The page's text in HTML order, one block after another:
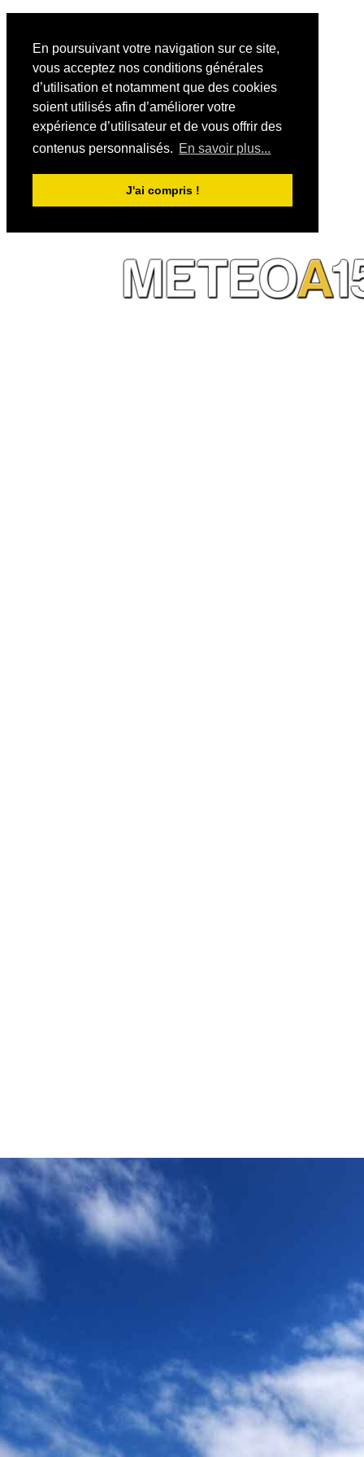
En poursuivant votre navigation sur ce site,
vous acceptez nos conditions générales
d’utilisation et notamment que des cookies
soient utilisés afin d’améliorer votre
expérience d’utilisateur et de vous offrir des
contenus personnalisés. En savoir plus...
J'ai compris !